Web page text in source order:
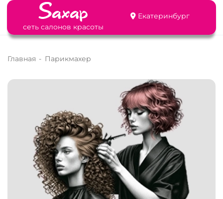
сеть салонов красоты
Екатеринбург
Главная - Парикмахер